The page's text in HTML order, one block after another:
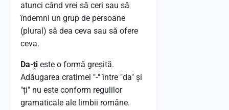
atunci când vrei să ceri sau să
îndemni un grup de persoane
(plural) să dea ceva sau să ofere
ceva.
Da-ți este o formă greșită.
Adăugarea cratimei "-" între "da" și
"ți" nu este conform regulilor
gramaticale ale limbii române.